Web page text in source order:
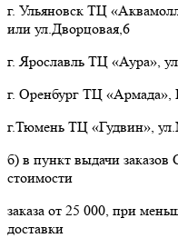
г. Ульяновск ТЦ
или ул.Дворцовая,6
г. Ярославль ТЦ «Аура»,
г. Оренбург ТЦ «Армада»,
г.Тюмень ТЦ «Гудвин»,
б) в пункт выдачи
стоимости
заказа от 25 000, при
доставки